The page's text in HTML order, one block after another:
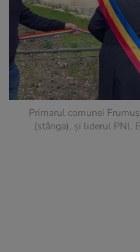
Primarul comunei
(stânga), și liderul PNL